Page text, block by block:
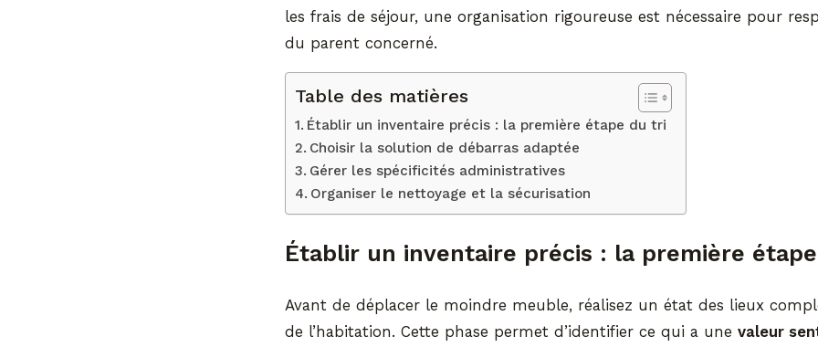
les frais de séjour, une organisation rigoureuse est nécessaire pour
du parent concerné.
Table des matières
Établir un inventaire précis : la première étape du tri
Choisir la solution de débarras adaptée
Gérer les spécificités administratives
Organiser le nettoyage et la sécurisation
Établir un inventaire précis : la première
Avant de déplacer le moindre meuble, réalisez un état des lieux
de l’habitation. Cette phase permet d’identifier ce qui a une valeur